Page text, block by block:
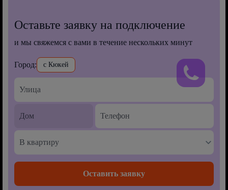
Оставьте заявку на подключение
и мы свяжемся с вами в течение нескольких минут
Город: с Кюкей
В квартиру